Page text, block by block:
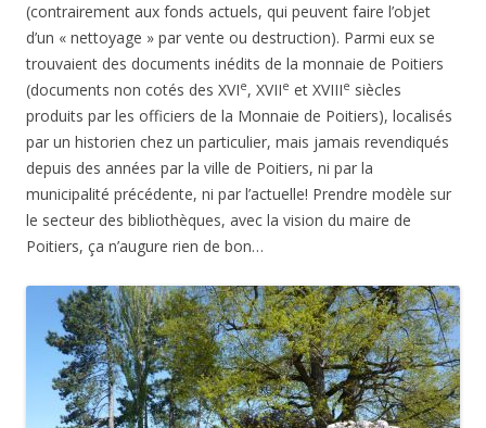
(contrairement aux fonds actuels, qui peuvent faire l’objet
d’un « nettoyage » par vente ou destruction). Parmi eux se
trouvaient des documents inédits de la monnaie de Poitiers
(documents non cotés des XVIe, XVIIe et XVIIIe siècles
produits par les officiers de la Monnaie de Poitiers), localisés
par un historien chez un particulier, mais jamais revendiqués
depuis des années par la ville de Poitiers, ni par la
municipalité précédente, ni par l’actuelle! Prendre modèle sur
le secteur des bibliothèques, avec la vision du maire de
Poitiers, ça n’augure rien de bon…